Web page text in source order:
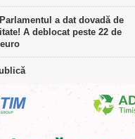
a dat dovadă de
A deblocat peste 22 de